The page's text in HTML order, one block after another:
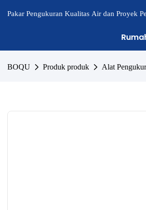
Pakar Pengukuran Kualitas Air dan Proyek
BOQU Produk produk Alat